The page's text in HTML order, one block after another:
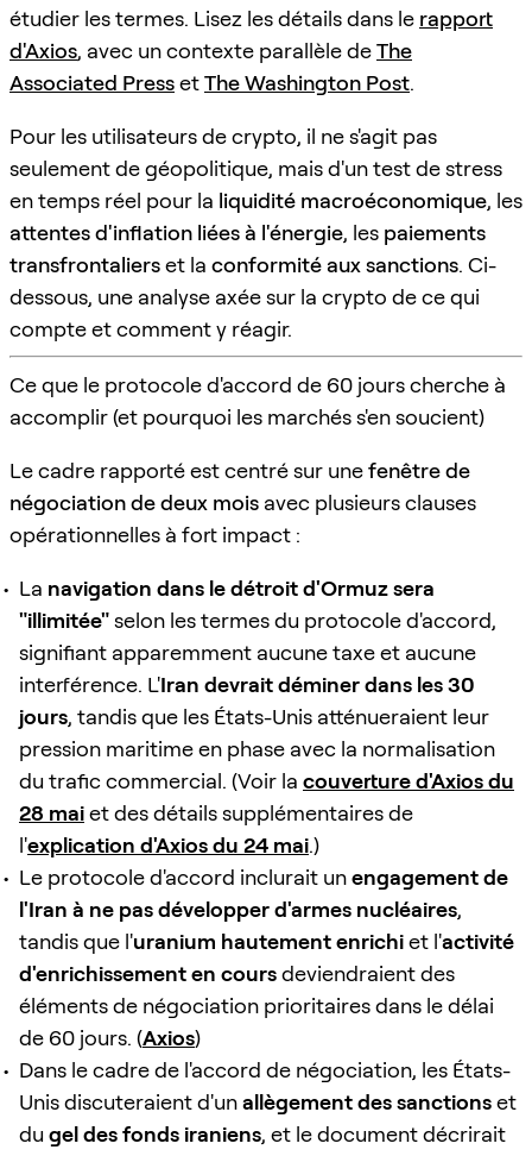
étudier les termes. Lisez les détails dans le rapport
d'Axios, avec un contexte parallèle deThe
Associated PressetThe Washington Post.
Pour les utilisateurs de crypto, il ne s'agit pas
seulement de géopolitique, mais d'un test de stress
en temps réel pour la liquidité macroéconomique, les
attentes d'inflation liées à l'énergie, les paiements
transfrontalierset la conformité aux sanctions. Ci-
dessous, une analyse axée sur la crypto de ce qui
compte et comment y réagir.
Ce que le protocole d'accord de 60 jours cherche à
accomplir (et pourquoi les marchés s'en soucient)
Le cadre rapporté est centré sur unefenêtre de
négociation de deux mois avec plusieurs clauses
opérationnelles à fort impact :
La navigation dans le détroit d'Ormuz sera
"illimitée"selon les termes du protocole d'accord,
signifiant apparemment aucune taxe et aucune
interférence. L'Iran devrait déminer dans les 30
jours, tandis que les États-Unis atténueraient leur
pression maritime en phase avec la normalisation
du trafic commercial. (Voir la couverture d'Axios du
28 maiet des détails supplémentaires de
l'explication d'Axios du 24 mai.)
Le protocole d'accord inclurait unengagement de
l'Iran à ne pas développer d'armes nucléaires,
tandis que l'uranium hautement enrichiet l'activité
d'enrichissement en coursdeviendraient des
éléments de négociation prioritaires dans le délai
de 60 jours. (Axios)
Dans le cadre de l'accord de négociation, les États-
Unis discuteraient d'unallègement des sanctionset
du gel des fonds iraniens, et le document décrirait